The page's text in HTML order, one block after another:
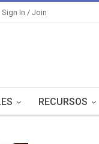
Sign In / Join
RECURSOS